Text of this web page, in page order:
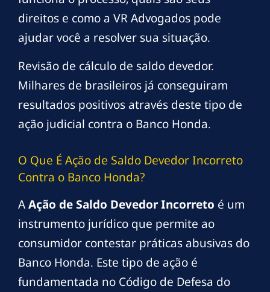
direitos e como a VR Advogados pode
ajudar você a resolver sua situação.
Revisão de cálculo de saldo devedor.
Milhares de brasileiros já conseguiram
resultados positivos através deste tipo de
ação judicial contra o Banco Honda.
O Que É Ação de Saldo Devedor Incorreto
Contra o Banco Honda?
AAção de Saldo Devedor Incorreto é um
instrumento jurídico que permite ao
consumidor contestar práticas abusivas do
Banco Honda. Este tipo de ação é
fundamentada no Código de Defesa do